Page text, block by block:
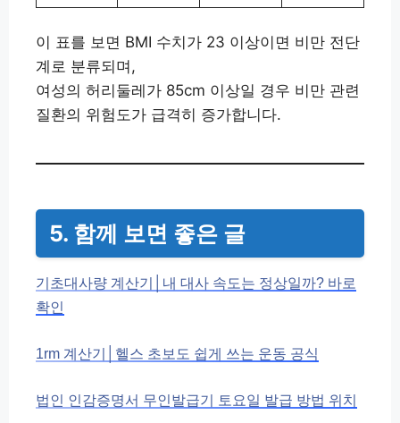
이 표를 보면 BMI 수치가 23 이상이면 비만 전단
계로 분류되며,
여성의 허리둘레가 85cm 이상일 경우 비만 관련
질환의 위험도가 급격히 증가합니다.
5. 함께 보면 좋은 글
기초대사량 계산기│내 대사 속도는 정상일까? 바로
확인
1rm 계산기│헬스 초보도 쉽게 쓰는 운동 공식
법인 인감증명서 무인발급기 토요일 발급 방법 위치